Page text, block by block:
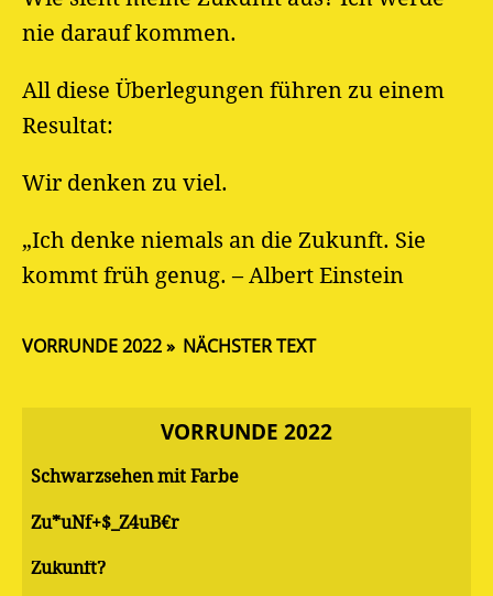
nie darauf kommen.
All diese Überlegungen führen zu einem
Resultat:
Wir denken zu viel.
„Ich denke niemals an die Zukunft. Sie
kommt früh genug. – Albert Einstein
VORRUNDE 2022 NÄCHSTER TEXT
VORRUNDE 2022
Schwarzsehen mit Farbe
Zu*uNf+$_Z4uB€r
Zukunft?